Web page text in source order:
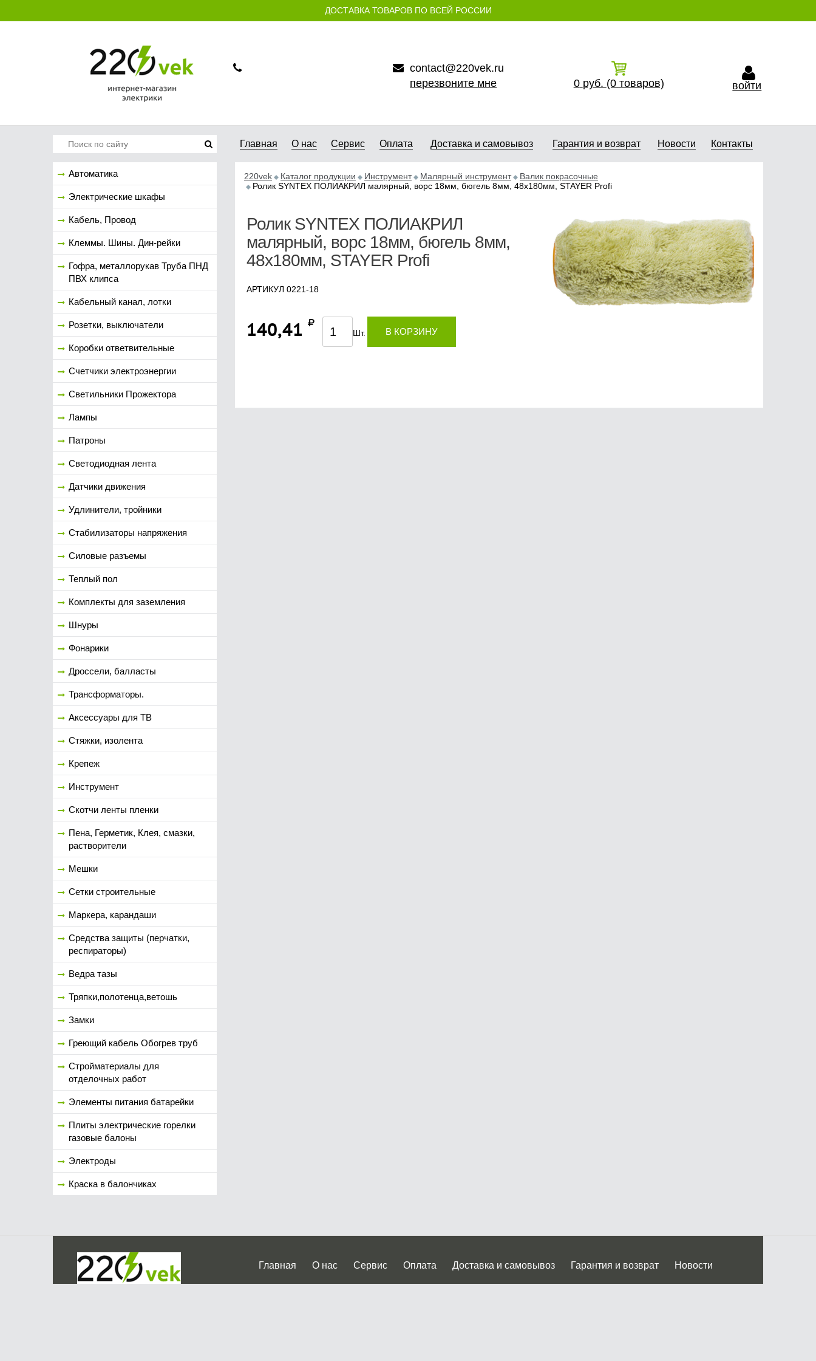
ДОСТАВКА ТОВАРОВ ПО ВСЕЙ РОССИИ
contact@220vek.ru
перезвоните мне
0 руб. (0 товаров) войти
Автоматика
Электрические шкафы
Кабель, Провод
Клеммы. Шины. Дин-рейки
Гофра, металлорукав Труба ПНД
ПВХ клипса
Кабельный канал, лотки
Розетки, выключатели
Коробки ответвительные
Счетчики электроэнергии
Светильники Прожектора
Лампы
Патроны
Светодиодная лента
Датчики движения
Удлинители, тройники
Стабилизаторы напряжения
Силовые разъемы
Теплый пол
Комплекты для заземления
Шнуры
Фонарики
Дроссели, балласты
Трансформаторы.
Аксессуары для ТВ
Стяжки, изолента
Крепеж
Инструмент
Скотчи ленты пленки
Пена, Герметик, Клея, смазки,
растворители
Мешки
Сетки строительные
Маркера, карандаши
Средства защиты (перчатки,
респираторы)
Ведра тазы
Тряпки,полотенца,ветошь
Замки
Греющий кабель Обогрев труб
Стройматериалы для
отделочных работ
Элементы питания батарейки
Плиты электрические горелки
газовые балоны
Электроды
Краска в балончиках
Главная О нас Сервис Оплата Доставка и самовывоз Гарантия и возврат Новости Контакты
220vek Каталог продукции Инструмент Малярный инструмент
Валик покрасочные
Ролик SYNTEX ПОЛИАКРИЛ малярный, ворс 18мм, бюгель 8мм, 48х180мм, STAYER Profi
Ролик SYNTEX ПОЛИАКРИЛ
малярный, ворс 18мм, бюгель 8мм,
48х180мм, STAYER Profi
АРТИКУЛ 0221-18
140,41 Шт. В КОРЗИНУ
Главная О нас Сервис Оплата Доставка и самовывоз Гарантия и возврат Новости